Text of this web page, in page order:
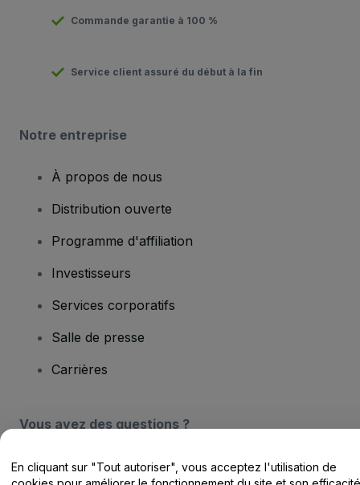
Commande garantie à 100 %
Service client assuré du début à la fin
Notre entreprise
À propos de nous
Distribution ouverte
Programme d'affiliation
Investisseurs
Services corporatifs
Salle de presse
Carrières
Vous avez des questions ?
Centre d'assistance / Nous contacter
En cliquant sur "Tout autoriser", vous acceptez l'utilisation de